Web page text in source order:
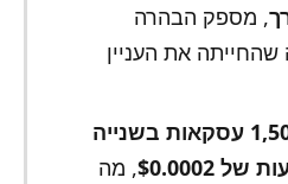
, מספק הבהרה
את העניין
XRP מעבד עד 1,500 עסקאות בשנייה
$0.0002
, מה